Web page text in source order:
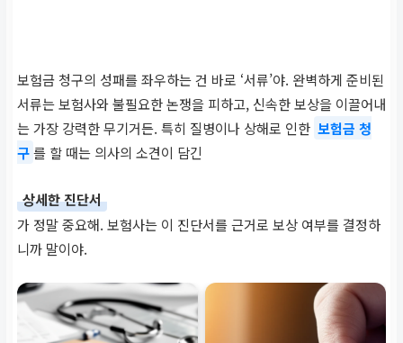
보험금 청구의 성패를 좌우하는 건 바로 ‘서류’야. 완벽하게 준비된
서류는 보험사와 불필요한 논쟁을 피하고, 신속한 보상을 이끌어내
는 가장 강력한 무기거든. 특히 질병이나 상해로 인한 보험금 청
구를 할 때는 의사의 소견이 담긴
상세한 진단서
가 정말 중요해. 보험사는 이 진단서를 근거로 보상 여부를 결정하
니까 말이야.